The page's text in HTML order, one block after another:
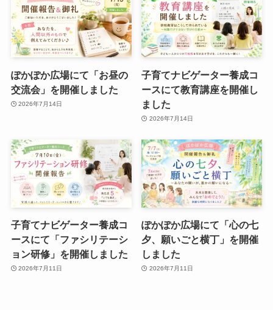
ぽかぽか広場にて「お昼の
交流会」を開催しました
2026年7月14日
子育てナビゲーター養成コ
ースにて教育講座を開催し
ました
2026年7月14日
子育てナビゲーター養成コ
ースにて「ファシリテーシ
ョン研修」を開催しました
2026年7月11日
ぽかぽか広場にて「心の七
夕、願いごと横丁」を開催
しました
2026年7月11日